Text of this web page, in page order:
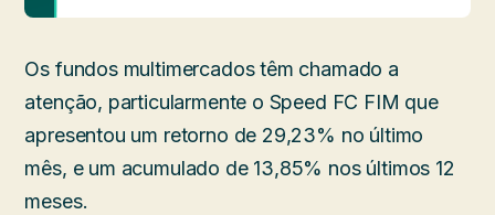
Os fundos multimercados têm chamado a
atenção, particularmente o Speed FC FIM que
apresentou um retorno de 29,23% no último
mês, e um acumulado de 13,85% nos últimos 12
meses.